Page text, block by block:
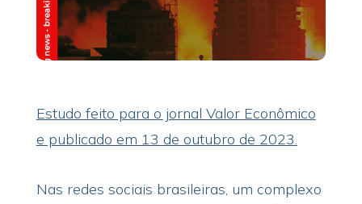
Estudo feito para o jornal Valor Econômico
e publicado em 13 de outubro de 2023.
Nas redes sociais brasileiras, um complexo